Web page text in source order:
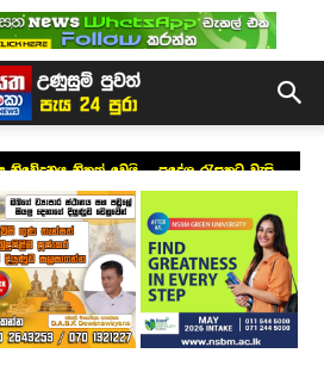
නිවේදනය නිකුත් වෙයි – ප්‍රදේශ රැසකට වැසි